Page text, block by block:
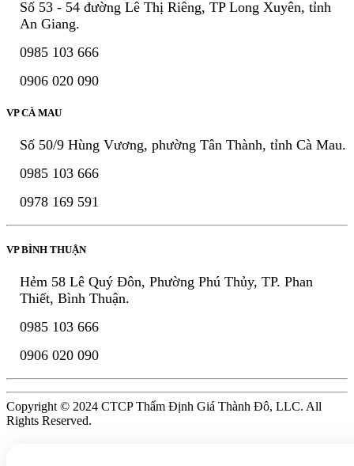
Số 53 - 54 đường Lê Thị Riêng, TP Long Xuyên, tỉnh
An Giang.
0985 103 666
0906 020 090
VP CÀ MAU
Số 50/9 Hùng Vương, phường Tân Thành, tỉnh Cà Mau.
0985 103 666
0978 169 591
VP BÌNH THUẬN
Hẻm 58 Lê Quý Đôn, Phường Phú Thủy, TP. Phan
Thiết, Bình Thuận.
0985 103 666
0906 020 090
Copyright © 2024 CTCP Thẩm Định Giá Thành Đô, LLC. All
Rights Reserved.